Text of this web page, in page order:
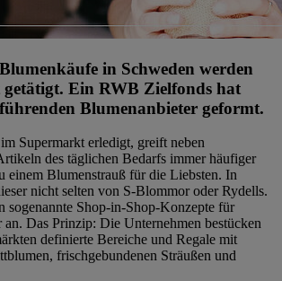
in Schweden werden
Ein RWB Zielfonds hat
Blumenanbieter geformt.
Supermarkt erledigt, greift neben
des täglichen Bedarfs immer häufiger
einem Blumenstrauß für die Liebsten. In
nicht selten von S-Blommor oder Rydells.
sogenannte Shop-in-Shop-Konzepte für
an. Das Prinzip: Die Unternehmen bestücken
definierte Bereiche und Regale mit
frischgebundenen Sträußen und